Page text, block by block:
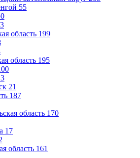
55
область 199
область 195
21
187
область 170
17
область 161